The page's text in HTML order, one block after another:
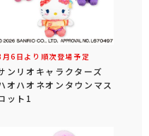
月6日より順次登場予定
ンリオキャラクターズ
オハオネオンタウンマス
ット1